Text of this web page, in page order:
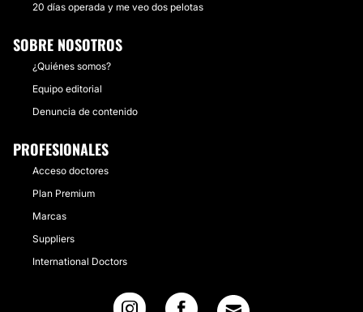
20 días operada y me veo dos pelotas
SOBRE NOSOTROS
¿Quiénes somos?
Equipo editorial
Denuncia de contenido
PROFESIONALES
Acceso doctores
Plan Premium
Marcas
Suppliers
International Doctors